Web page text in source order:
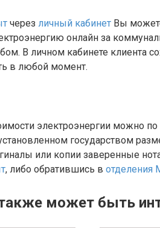
через личный кабинет Вы
онлайн за
В личном кабинете клиента
в любой момент.
электроэнергии можно
государством
или копии заверенные
, либо обратившись в отделения
может быть